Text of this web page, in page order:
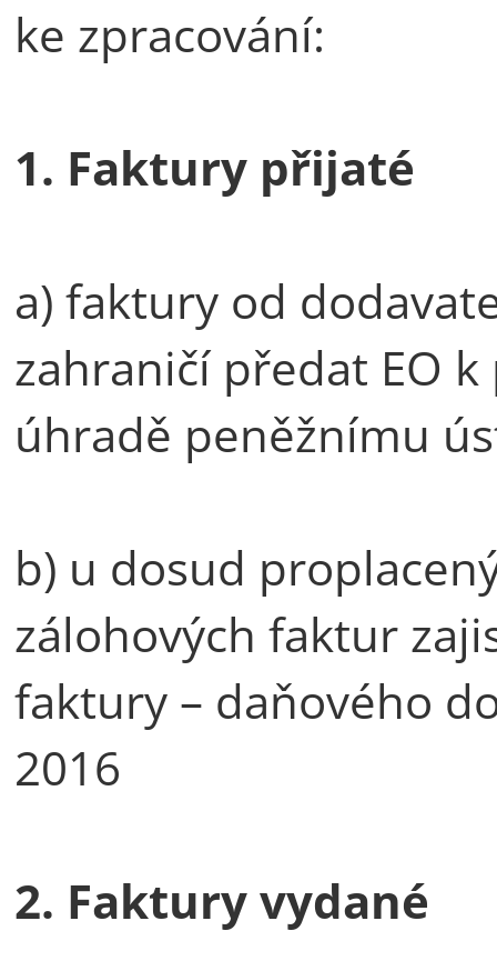
ke zpracování:
1. Faktury přijaté
a) faktury od
zahraničí předat EO
úhradě peněžnímu
b) u dosud
zálohových faktur
faktury – daňového
2. Faktury vydané